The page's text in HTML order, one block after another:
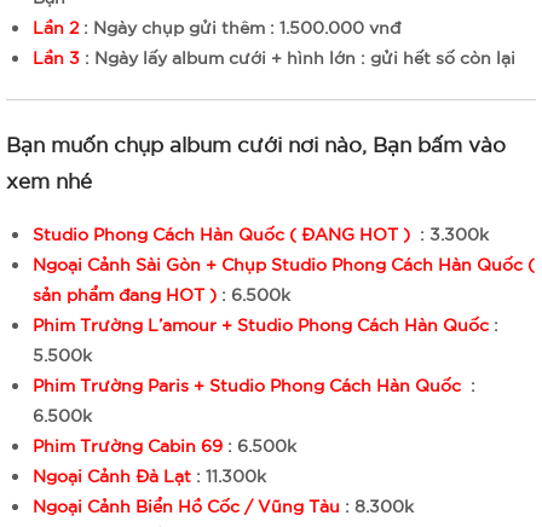
Lần 2: Ngày chụp gửi thêm : 1.500.000 vnđ
Lần 3 : Ngày lấy album cưới + hình lớn : gửi hết số còn lại
Bạn muốn chụp album cưới nơi nào, Bạn bấm vào
xem nhé
Studio Phong Cách Hàn Quốc ( ĐANG HOT ) : 3.300k
Ngoại Cảnh Sài Gòn + Chụp Studio Phong Cách Hàn Quốc (
sản phẩm đang HOT ): 6.500k
Phim Trường L’amour + Studio Phong Cách Hàn Quốc :
5.500k
Phim Trường Paris + Studio Phong Cách Hàn Quốc :
6.500k
Phim Trường Cabin 69: 6.500k
Ngoại Cảnh Đà Lạt : 11.300k
Ngoại Cảnh Biển Hồ Cốc / Vũng Tàu : 8.300k